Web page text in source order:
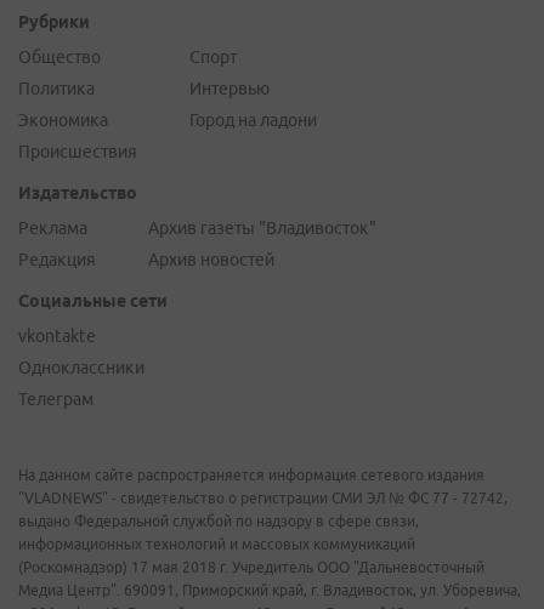
Рубрики
Общество
Политика
Экономика
Происшествия
Спорт
Интервью
Город на ладони
Издательство
Реклама
Редакция
Архив газеты "Владивосток"
Архив новостей
Социальные сети
vkontakte
Одноклассники
Телеграм
На данном сайте распространяется информация сетевого издания
"VLADNEWS" - свидетельство о регистрации СМИ ЭЛ № ФС 77 - 72742,
выдано Федеральной службой по надзору в сфере связи,
информационных технологий и массовых коммуникаций
(Роскомнадзор) 17 мая 2018 г. Учредитель ООО "Дальневосточный
Медиа Центр". 690091, Приморский край, г. Владивосток, ул. Уборевича,